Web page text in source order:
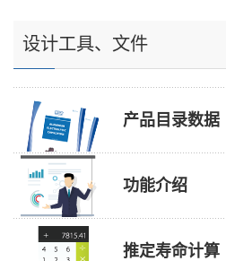
设计工具、文件
产品目录数据
功能介绍
推定寿命计算